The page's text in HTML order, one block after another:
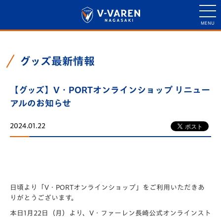
グッズ最新情報
【グッズ】V・PORTオンラインショップ リニュー
アルのお知らせ
2024.01.22
日頃より「V・PORTオンラインショップ」をご利用いただきあ
りがとうございます。
本日1月22日（月）より、V・ファーレン長崎公式オンラインスト